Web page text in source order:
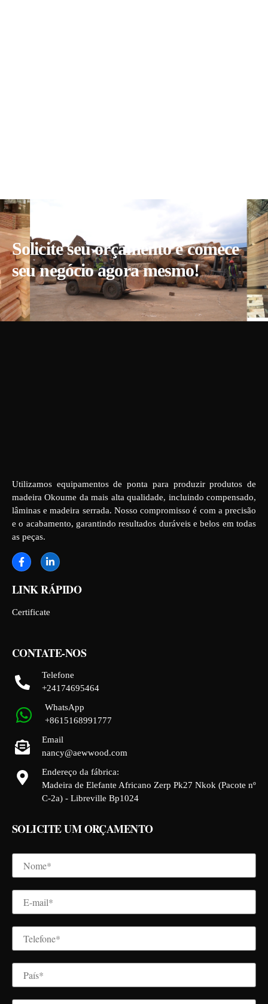
Solicite seu orçamento e comece
seu negócio agora mesmo!
Utilizamos equipamentos de ponta para produzir produtos de
madeira Okoume da mais alta qualidade, incluindo compensado,
lâminas e madeira serrada. Nosso compromisso é com a precisão
e o acabamento, garantindo resultados duráveis e belos em todas
as peças.
LINK RÁPIDO
Certificate
CONTATE-NOS
Telefone
+24174695464
WhatsApp
+8615168991777
Email
nancy@aewwood.com
Endereço da fábrica:
Madeira de Elefante Africano Zerp Pk27 Nkok (Pacote nº
C-2a) - Libreville Bp1024
SOLICITE UM ORÇAMENTO